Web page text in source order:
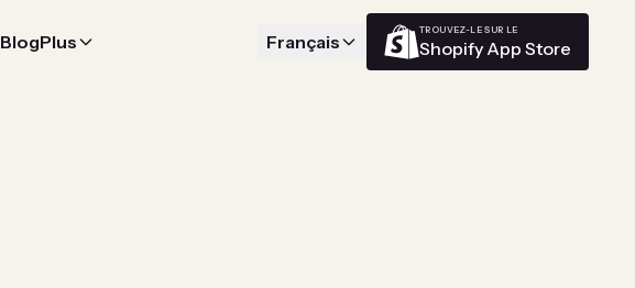
BlogPlus Français
TROUVEZ-LE SUR LE
Shopify App Store